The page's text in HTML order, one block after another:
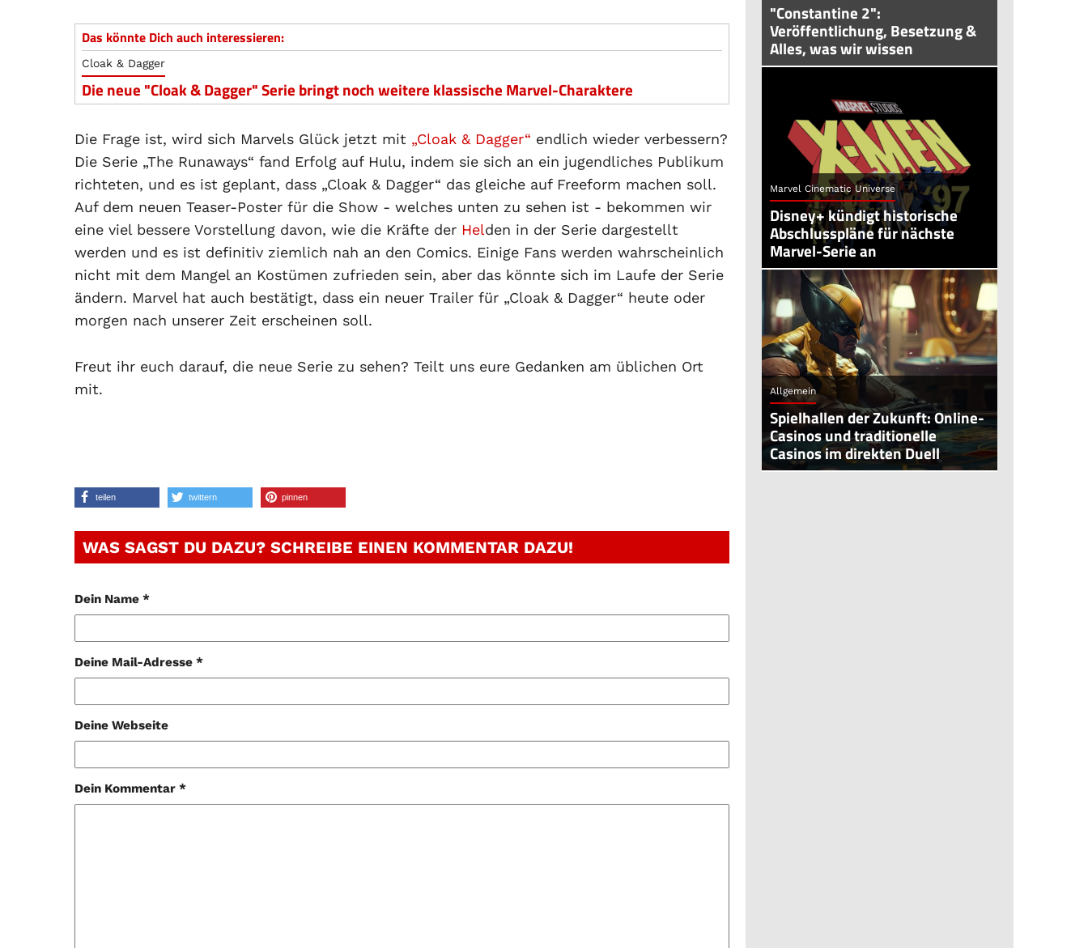
Das könnte Dich auch interessieren:
Cloak & Dagger
Die neue "Cloak & Dagger" Serie bringt noch weitere klassische Marvel-Charaktere
Die Frage ist, wird sich Marvels Glück jetzt mit „Cloak & Dagger“ endlich wieder verbessern?
Die Serie „The Runaways“ fand Erfolg auf Hulu, indem sie sich an ein jugendliches Publikum
richteten, und es ist geplant, dass „Cloak & Dagger“ das gleiche auf Freeform machen soll.
Auf dem neuen Teaser-Poster für die Show - welches unten zu sehen ist - bekommen wir
eine viel bessere Vorstellung davon, wie die Kräfte der Helden in der Serie dargestellt
werden und es ist definitiv ziemlich nah an den Comics. Einige Fans werden wahrscheinlich
nicht mit dem Mangel an Kostümen zufrieden sein, aber das könnte sich im Laufe der Serie
ändern. Marvel hat auch bestätigt, dass ein neuer Trailer für „Cloak & Dagger“ heute oder
morgen nach unserer Zeit erscheinen soll.
Freut ihr euch darauf, die neue Serie zu sehen? Teilt uns eure Gedanken am üblichen Ort
mit.
teilen twittern pinnen
WAS SAGST DU DAZU? SCHREIBE EINEN KOMMENTAR DAZU!
Dein Name *
Deine Mail-Adresse *
Deine Webseite
Dein Kommentar *
"Constantine 2":
Veröffentlichung, Besetzung &
Alles, was wir wissen
Marvel Cinematic Universe
Disney+ kündigt historische
Abschlusspläne für nächste
Marvel-Serie an
Allgemein
Spielhallen der Zukunft: Online-
Casinos und traditionelle
Casinos im direkten Duell